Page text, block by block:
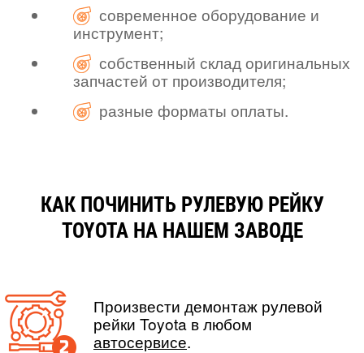
современное оборудование и
инструмент;
собственный склад оригинальных
запчастей от производителя;
разные форматы оплаты.
КАК ПОЧИНИТЬ РУЛЕВУЮ РЕЙКУ
TOYOTA НА НАШЕМ ЗАВОДЕ
Произвести демонтаж рулевой
рейки Toyota в любом
автосервисе.